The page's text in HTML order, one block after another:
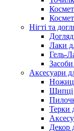
Нігті та
Лаки
Гель-
Аксесуари
Щипці
Терки
Декор